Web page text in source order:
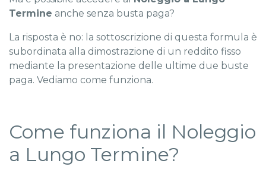
Termine anche senza busta paga?
La risposta è no: la sottoscrizione di questa formula è
subordinata alla dimostrazione di un reddito fisso
mediante la presentazione delle ultime due buste
paga. Vediamo come funziona.
Come funziona il Noleggio
a Lungo Termine?